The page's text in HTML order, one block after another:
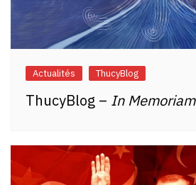
Actualités ThucyBlog
ThucyBlog – In Memoriam